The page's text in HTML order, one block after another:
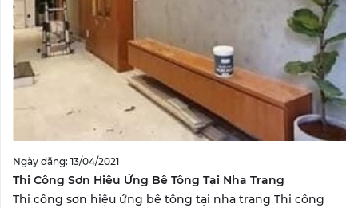
Ngày đăng: 13/04/2021
Thi Công Sơn Hiệu Ứng Bê Tông Tại Nha Trang
Thi công sơn hiệu ứng bê tông tại nha trang Thi công